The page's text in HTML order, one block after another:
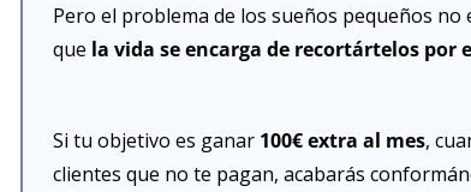
Pero el problema de los sueños pequeños no
que la vida se encarga de recortártelos por
Si tu objetivo es ganar 100€ extra al mes,
clientes que no te pagan, acabarás